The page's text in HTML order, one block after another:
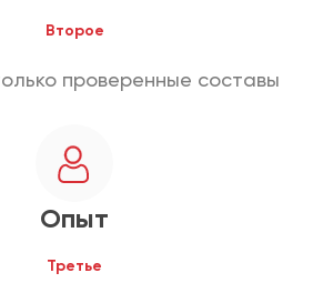
Второе
проверенные составы
Опыт
Третье